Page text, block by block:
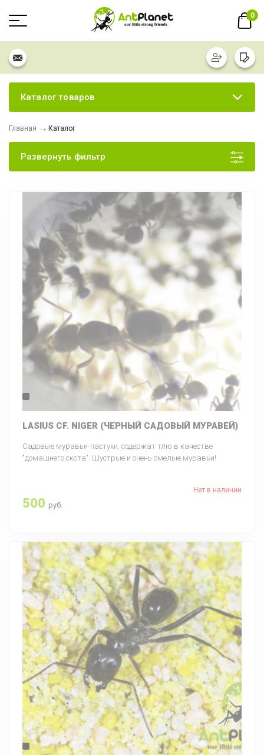
0
Каталог товаров
Главная Каталог
Развернуть фильтр
LASIUS CF. NIGER (ЧЕРНЫЙ САДОВЫЙ МУРАВЕЙ)
Садовые муравьи-пастухи, содержат тлю в качестве
"домашнего скота". Шустрые и очень смелые муравьи!
500 руб.
Нет в наличии